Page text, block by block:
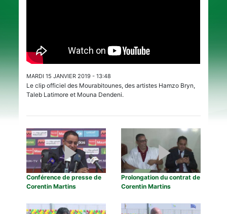
MARDI 15 JANVIER 2019 - 13:48
Le clip officiel des Mourabitounes, des artistes Hamzo Bryn,
Taleb Latimore et Mouna Dendeni.
Conférence de presse de
Corentin Martins
Prolongation du contrat de
Corentin Martins